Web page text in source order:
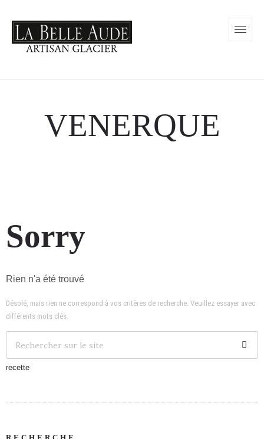
VENERQUE
Sorry
Rien n'a été trouvé
Désolé, mais rien ne correspond à vos critères de recherche. Veuillez essayer avec
différents mots clés.
recette